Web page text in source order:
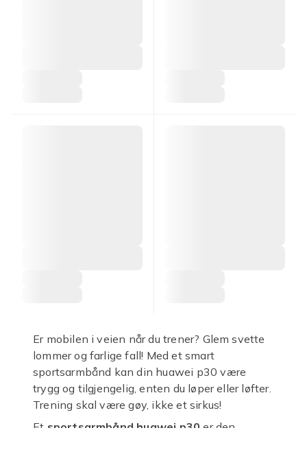
Er mobilen i veien når du trener? Glem svette
lommer og farlige fall! Med et smart
sportsarmbånd kan din huawei p30 være
trygg og tilgjengelig, enten du løper eller løfter.
Trening skal være gøy, ikke et sirkus!
Et sportsarmbånd huawei p30 er den